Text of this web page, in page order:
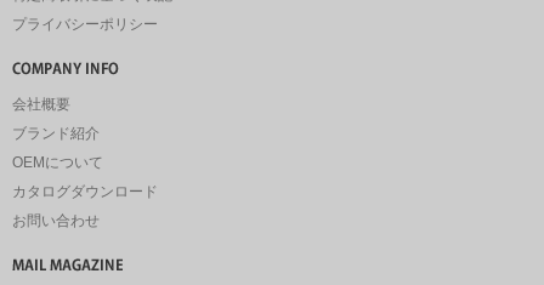
プライバシーポリシー
会社概要
ブランド紹介
OEMについて
カタログダウンロード
お問い合わせ